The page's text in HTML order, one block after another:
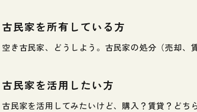
古民家を所有している方
空き古民家、どうしよう。古民家の処分（売却、
古民家を活用したい方
古民家を活用してみたいけど、購入？賃貸？どち